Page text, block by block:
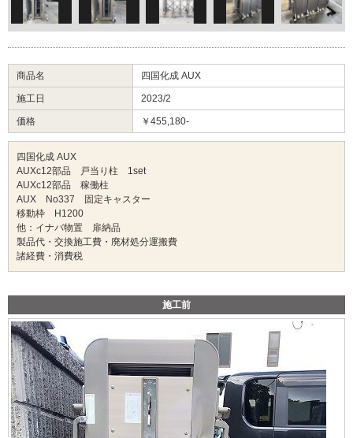
商品名 四国化成 AUX
施工日 2023/2
価格 ￥455,180-
四国化成 AUX
AUXc12部品 戸当り柱 1set
AUXc12部品 稼働柱
AUX No337 固定キャスター
移動枠 H1200
他：イナバ物置 扉納品
製品代・交換施工費・廃材処分運搬費
諸経費・消費税
施工前